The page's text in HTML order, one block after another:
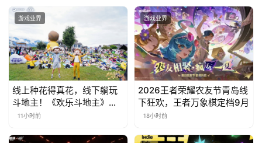
文
(
中
国
)
游戏业界
线上种花得真花，线下躺玩
斗地主！《欢乐斗地主》欢
乐中国行·云南站精彩盘点
11小时前
游戏业界
2026王者荣耀农友节青岛线
下狂欢，王者万象棋定档9月
18小时前